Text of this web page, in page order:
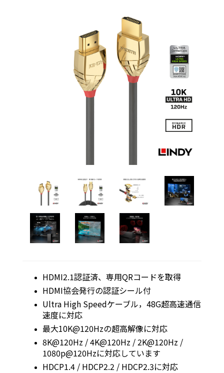
HDMI2.1認証済、専用QRコードを取得
HDMI協会発行の認証シール付
Ultra High Speedケーブル，48G超高速通信
速度に対応
最大10K@120Hzの超高解像に対応
8K@120Hz / 4K@120Hz / 2K@120Hz /
1080p@120Hzに対応しています
HDCP1.4 / HDCP2.2 / HDCP2.3に対応